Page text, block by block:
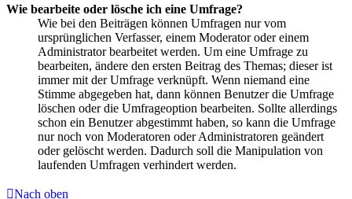
Wie bearbeite oder lösche ich eine Umfrage?
Wie bei den Beiträgen können Umfragen nur vom
ursprünglichen Verfasser, einem Moderator oder einem
Administrator bearbeitet werden. Um eine Umfrage zu
bearbeiten, ändere den ersten Beitrag des Themas; dieser ist
immer mit der Umfrage verknüpft. Wenn niemand eine
Stimme abgegeben hat, dann können Benutzer die Umfrage
löschen oder die Umfrageoption bearbeiten. Sollte allerdings
schon ein Benutzer abgestimmt haben, so kann die Umfrage
nur noch von Moderatoren oder Administratoren geändert
oder gelöscht werden. Dadurch soll die Manipulation von
laufenden Umfragen verhindert werden.
Nach oben